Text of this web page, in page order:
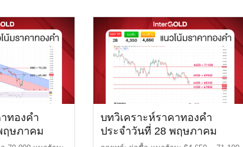
ทองคำ
ฤษภาคม
บทวิเคราะห์ราคาทองคำ
ประจำวันที่ 28 พฤษภาคม
2569